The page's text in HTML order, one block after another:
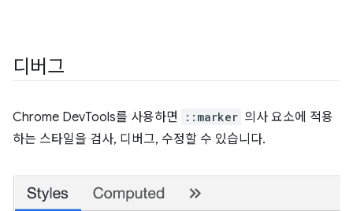
디버그
Chrome DevTools를 사용하면 ::marker 의사 요소에 적용
하는 스타일을 검사, 디버그, 수정할 수 있습니다.